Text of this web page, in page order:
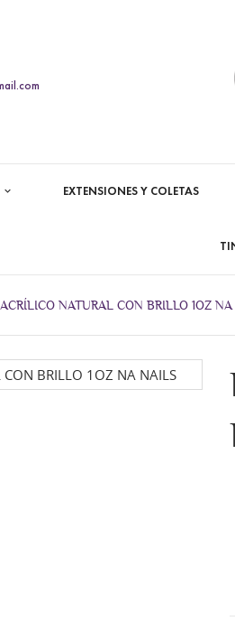
EXTENSIONES Y COLETAS
NATURAL CON BRILLO 1OZ